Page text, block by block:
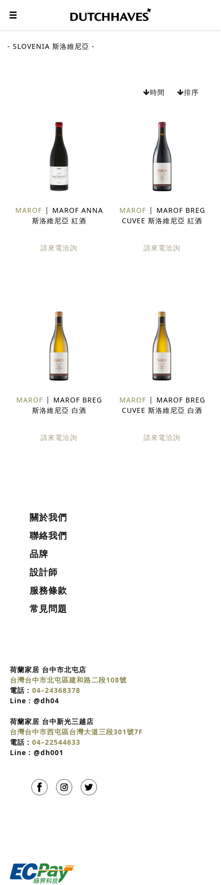
- SLOVENIA 斯洛維尼亞 -
時間 排序
MAROF
MAROF ANNA
斯洛維尼亞 紅酒
請來電洽詢
MAROF
MAROF BREG
CUVEE 斯洛維尼亞 紅酒
請來電洽詢
MAROF
MAROF BREG
斯洛維尼亞 白酒
請來電洽詢
MAROF
MAROF BREG
CUVEE 斯洛維尼亞 白酒
請來電洽詢
關於我們
聯絡我們
品牌
設計師
服務條款
常見問題
荷蘭家居 台中市北屯店
台灣台中市北屯區建和路二段108號
電話 : 04–24368378
Line : @dh04
荷蘭家居 台中新光三越店
台灣台中市西屯區台灣大道三段301號7F
電話 : 04–22544633
Line : @dh001